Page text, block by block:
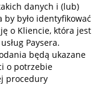
danych i (lub)
było identyfikować
o Kliencie, która jest
Paysera.
będą ukazane
o potrzebie
procedury